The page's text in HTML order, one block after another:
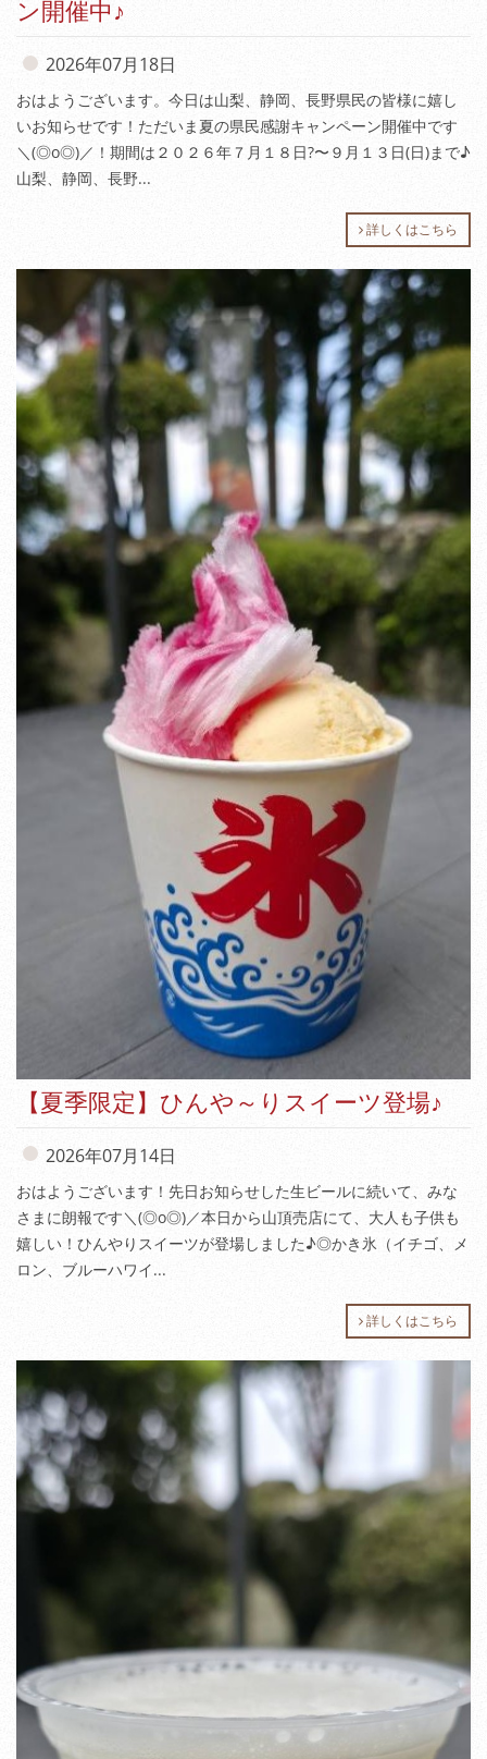
ン開催中♪
2026年07月18日
おはようございます。今日は山梨、静岡、長野県民の皆様に嬉し
いお知らせです！ただいま夏の県民感謝キャンペーン開催中です
＼(◎o◎)／！期間は２０２６年７月１８日?〜９月１３日(日)まで♪
山梨、静岡、長野...
詳しくはこちら
【夏季限定】ひんや～りスイーツ登場♪
2026年07月14日
おはようございます！先日お知らせした生ビールに続いて、みな
さまに朗報です＼(◎o◎)／本日から山頂売店にて、大人も子供も
嬉しい！ひんやりスイーツが登場しました♪◎かき氷（イチゴ、メ
ロン、ブルーハワイ...
詳しくはこちら